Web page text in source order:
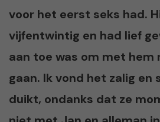
voor het eerst seks had.
vijfentwintig en had lief
aan toe was om met hem
gaan. Ik vond het zalig en
duikt, ondanks dat ze